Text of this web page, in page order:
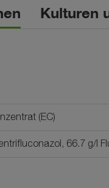
Kulturen
(EC)
66.7 g/l